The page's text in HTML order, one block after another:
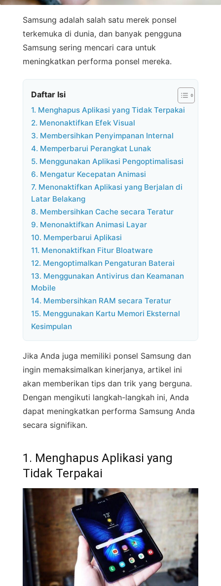
Samsung adalah salah satu merek ponsel
terkemuka di dunia, dan banyak pengguna
Samsung sering mencari cara untuk
meningkatkan performa ponsel mereka.
Daftar Isi
1. Menghapus Aplikasi yang Tidak Terpakai
2. Menonaktifkan Efek Visual
3. Membersihkan Penyimpanan Internal
4. Memperbarui Perangkat Lunak
5. Menggunakan Aplikasi Pengoptimalisasi
6. Mengatur Kecepatan Animasi
7. Menonaktifkan Aplikasi yang Berjalan di
Latar Belakang
8. Membersihkan Cache secara Teratur
9. Menonaktifkan Animasi Layar
10. Memperbarui Aplikasi
11. Menonaktifkan Fitur Bloatware
12. Mengoptimalkan Pengaturan Baterai
13. Menggunakan Antivirus dan Keamanan
Mobile
14. Membersihkan RAM secara Teratur
15. Menggunakan Kartu Memori Eksternal
Kesimpulan
Jika Anda juga memiliki ponsel Samsung dan
ingin memaksimalkan kinerjanya, artikel ini
akan memberikan tips dan trik yang berguna.
Dengan mengikuti langkah-langkah ini, Anda
dapat meningkatkan performa Samsung Anda
secara signifikan.
1. Menghapus Aplikasi yang
Tidak Terpakai